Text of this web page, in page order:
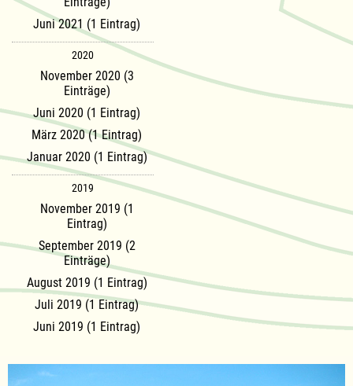
Juni 2021 (1 Eintrag)
2020
November 2020 (3
Einträge)
Juni 2020 (1 Eintrag)
März 2020 (1 Eintrag)
Januar 2020 (1 Eintrag)
2019
November 2019 (1
Eintrag)
September 2019 (2
Einträge)
August 2019 (1 Eintrag)
Juli 2019 (1 Eintrag)
Juni 2019 (1 Eintrag)